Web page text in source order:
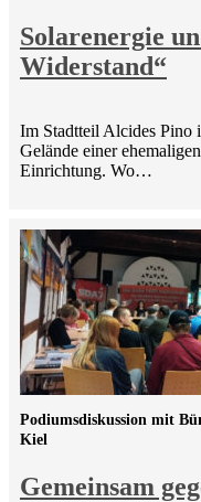
Solarenergie
Widerstand“
Im Stadtteil Alcides Pino
Gelände einer
Einrichtung. Wo…
Gemeinsam
Podiumsdiskussion mit
Kiel